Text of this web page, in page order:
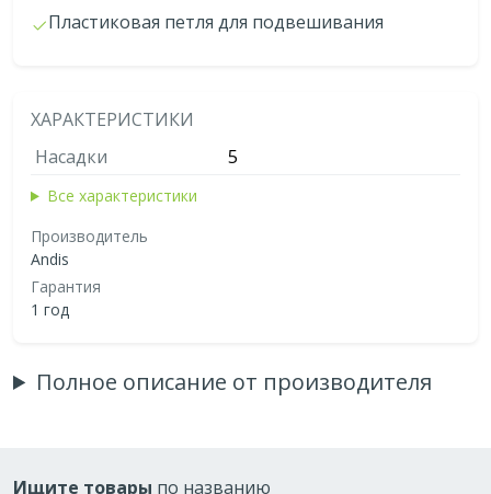
Пластиковая петля для подвешивания
ХАРАКТЕРИСТИКИ
Насадки
5
Все характеристики
Производитель
Andis
Гарантия
1 год
Полное описание от производителя
Ищите товары по названию